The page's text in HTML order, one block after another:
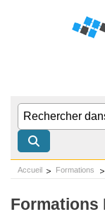
Accueil Formations
Formations